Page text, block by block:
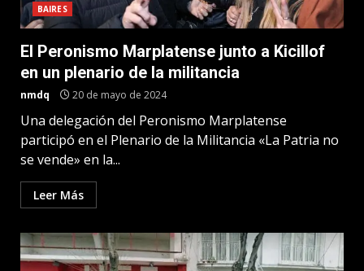
BAIRES
El Peronismo Marplatense junto a Kicillof
en un plenario de la militancia
nmdq 20 de mayo de 2024
Una delegación del Peronismo Marplatense
participó en el Plenario de la Militancia «La Patria no
se vende» en la...
Leer Más